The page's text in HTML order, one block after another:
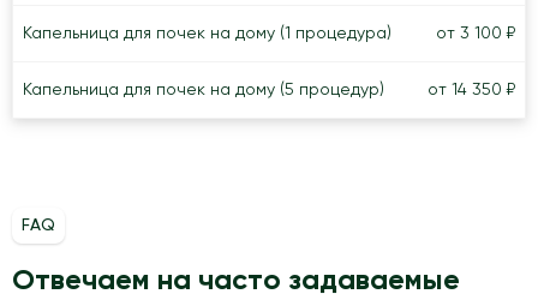
Капельница для почек на дому (1 процедура) от 3 100 ₽
Капельница для почек на дому (5 процедур) от 14 350 ₽
FAQ
Отвечаем на часто задаваемые